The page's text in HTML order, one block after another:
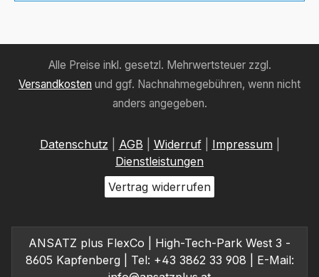
Alle Preise inkl. gesetzl. Mehrwertsteuer zzgl.
Versandkosten und ggf. Nachnahmegebühren, wenn nicht
anders angegeben.
Datenschutz AGB Widerruf| Impressum
Dienstleistungen
Vertrag widerrufen
ANSATZ plus FlexCo | High-Tech-Park West 3 -
8605 Kapfenberg | Tel: +43 3862 33 908 | E-Mail: